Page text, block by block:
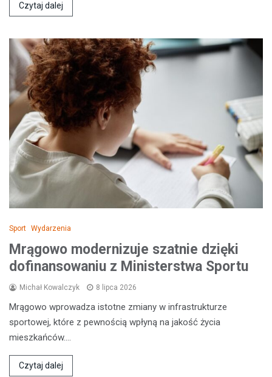
Czytaj dalej
Sport Wydarzenia
Mrągowo modernizuje szatnie dzięki
dofinansowaniu z Ministerstwa Sportu
Michał Kowalczyk 8 lipca 2026
Mrągowo wprowadza istotne zmiany w infrastrukturze
sportowej, które z pewnością wpłyną na jakość życia
mieszkańców.…
Czytaj dalej